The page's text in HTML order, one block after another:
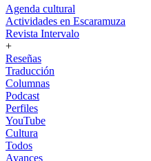
Agenda cultural
Actividades en Escaramuza
Revista Intervalo
+
Reseñas
Traducción
Columnas
Podcast
Perfiles
YouTube
Cultura
Todos
Avances